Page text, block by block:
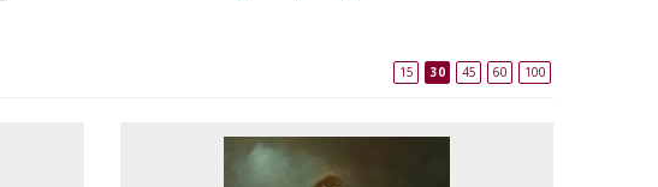
15 30 45 60 100